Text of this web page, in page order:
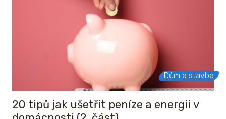
Dům a stavba
20 tipů jak ušetřit peníze a energii v